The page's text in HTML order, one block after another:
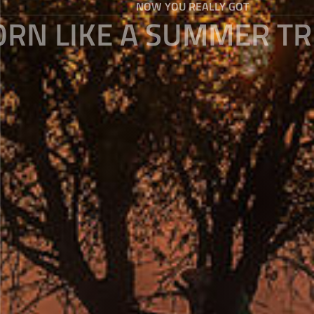
NOW YOU REALLY GOT
LIKE A SUMMER